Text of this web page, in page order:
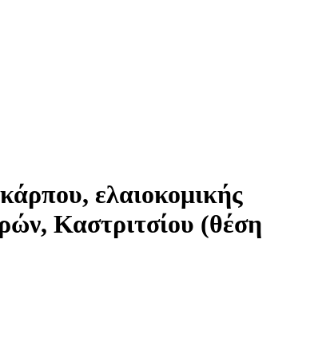
ελαιοκομικής
Καστριτσίου (θέση